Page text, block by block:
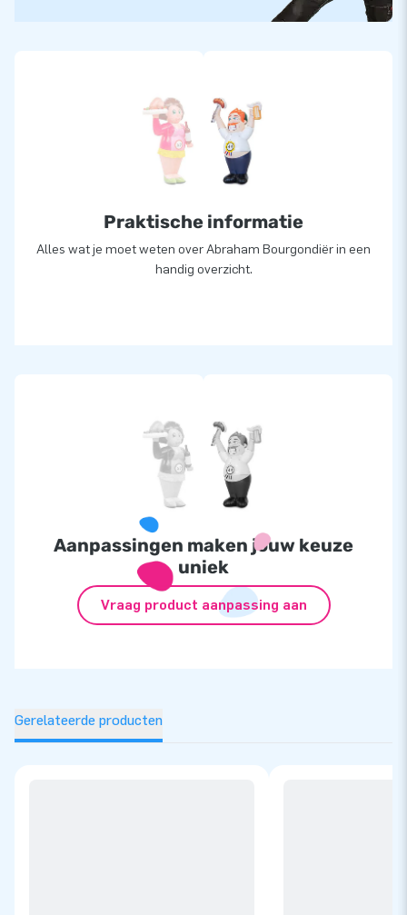
Praktische informatie
Alles wat je moet weten over Abraham Bourgondiër in een
handig overzicht.
Aanpassingen maken jouw keuze
uniek
Vraag product aanpassing aan
Gerelateerde producten